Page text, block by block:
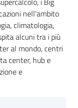
nell'ambito
climatologia,
alcuni tra i più
al mondo, centri
center, hub e
e